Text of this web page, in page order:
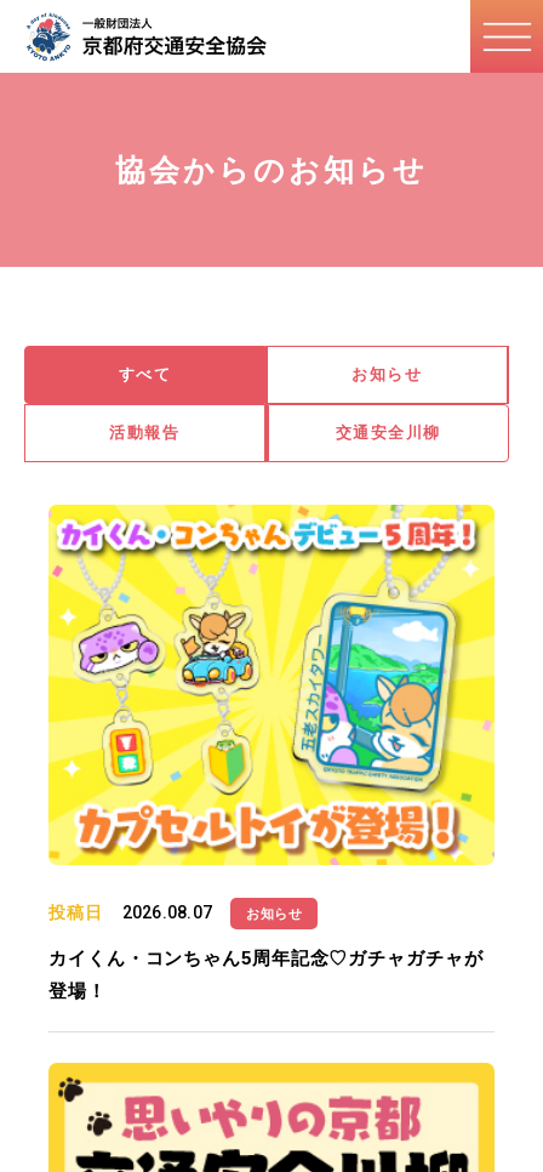
協会からのお知らせ
すべて お知らせ
活動報告 交通安全川柳
投稿日 2026.08.07 お知らせ
カイくん・コンちゃん5周年記念♡ガチャガチャが
登場！